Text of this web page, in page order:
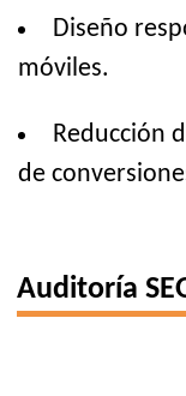
Diseño
móviles.
Reducción
de
Auditoría